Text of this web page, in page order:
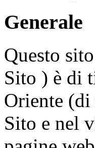
Generale
Questo
Sito ) è di
Oriente (di
Sito e nel